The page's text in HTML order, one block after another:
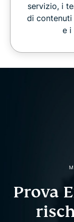
servizio, i
di
e i
Prova